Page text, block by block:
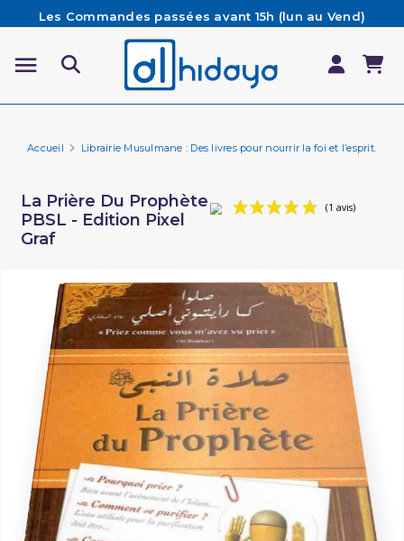
Les Commandes passées avant 15h (lun au Vend)
sont préparées et expédiées le jour même
Besoin d'aide ? Retrouvez notre FAQ
Livraison offerte à partir de 65€ d'achat*
Accueil Librairie Musulmane : Des livres pour nourrir la foi et l’esprit.
La Prière Du Prophète
PBSL - Edition Pixel
Graf